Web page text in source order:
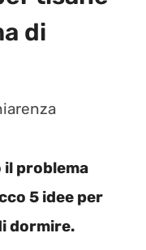
di
problema
5 idee per
dormire.